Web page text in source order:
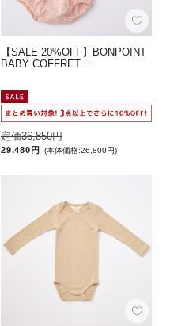
【SALE 20%OFF】BONPOINT
BABY COFFRET …
定価36,850円
29,480円 (本体価格:26,800円)